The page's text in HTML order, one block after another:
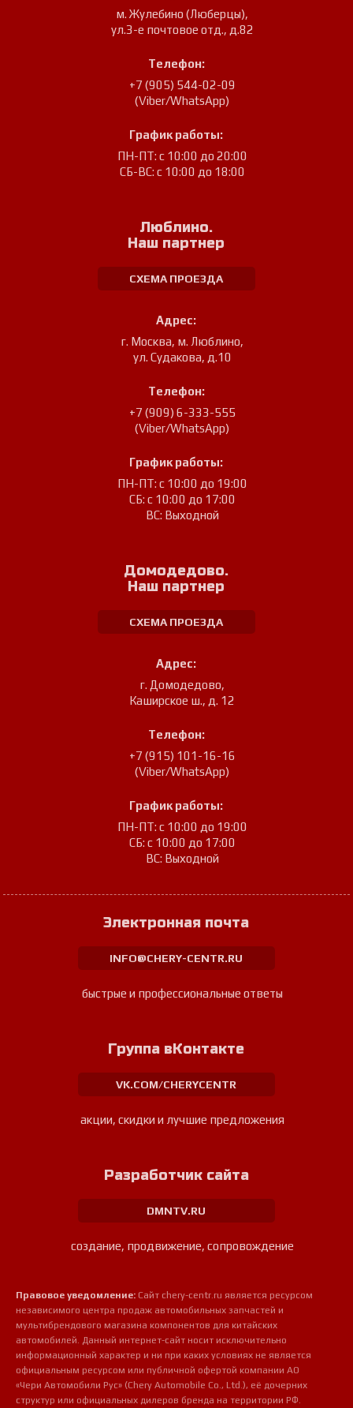
м. Жулебино (Люберцы),
ул.3-е почтовое отд., д.82
Телефон:
+7 (905) 544-02-09
(Viber/WhatsApp)
График работы:
ПН-ПТ: с 10:00 до 20:00
СБ-ВС: с 10:00 до 18:00
Люблино.
Наш партнер
СХЕМА ПРОЕЗДА
Адрес:
г. Москва, м. Люблино,
ул. Судакова, д.10
Телефон:
+7 (909) 6-333-555
(Viber/WhatsApp)
График работы:
ПН-ПТ: с 10:00 до 19:00
СБ: с 10:00 до 17:00
ВС: Выходной
Домодедово.
Наш партнер
СХЕМА ПРОЕЗДА
Адрес:
г. Домодедово,
Каширское ш., д. 12
Телефон:
+7 (915) 101-16-16
(Viber/WhatsApp)
График работы:
ПН-ПТ: с 10:00 до 19:00
СБ: с 10:00 до 17:00
ВС: Выходной
Электронная почта
INFO@CHERY-CENTR.RU
быстрые и профессиональные ответы
Группа вКонтакте
VK.COM/CHERYCENTR
акции, скидки и лучшие предложения
Разработчик сайта
DMNTV.RU
создание, продвижение, сопровождение
Правовое уведомление: Сайт chery-centr.ru является ресурсом
независимого центра продаж автомобильных запчастей и
мультибрендового магазина компонентов для китайских
автомобилей. Данный интернет-сайт носит исключительно
информационный характер и ни при каких условиях не является
официальным ресурсом или публичной офертой компании АО
«Чери Автомобили Рус» (Chery Automobile Co., Ltd.), её дочерних
структур или официальных дилеров бренда на территории РФ.